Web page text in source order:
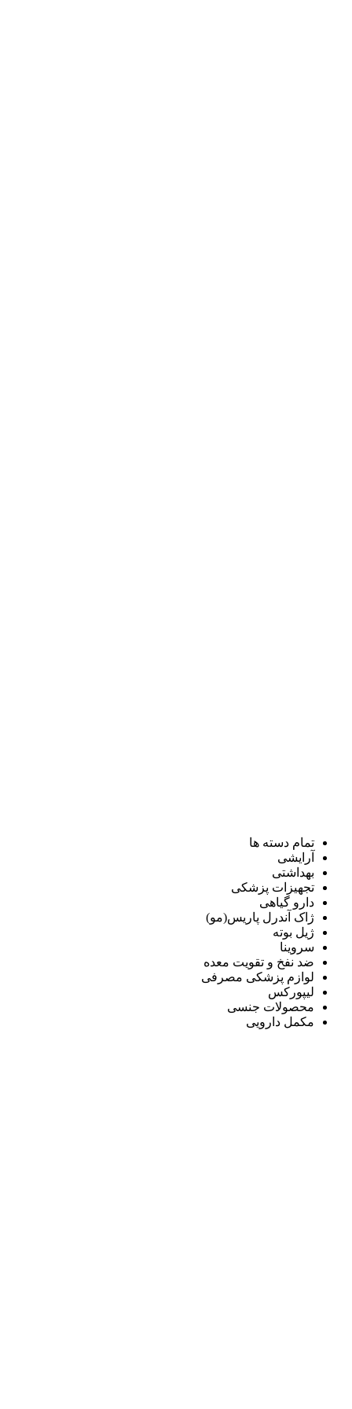
تمام دسته ها
آرایشی
بهداشتی
تجهیزات پزشکی
دارو گیاهی
ژاک آندرل پاریس(مو)
ژیل بوته
سروینا
ضد نفخ و تقویت معده
لوازم پزشکی مصرفی
لیپورکس
محصولات جنسی
مکمل دارویی